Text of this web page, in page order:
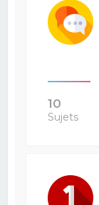
10
Sujets